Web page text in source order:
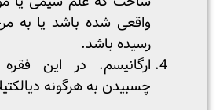
واقعی شده باشد یا به
رسیده باشد.
ارگانیسم. در این فقره
چسبیدن به هرگونه